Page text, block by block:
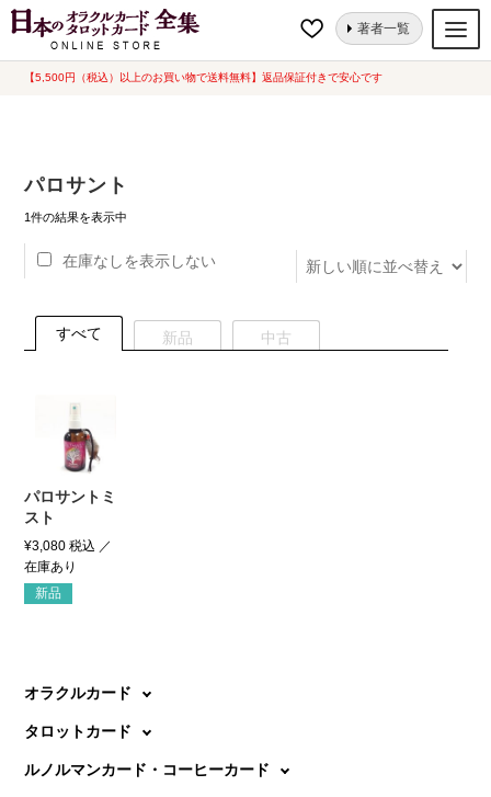
【5,500円（税込）以上のお買い物で送料無料】返品保証付きで安心です
ナ
コ
著者一覧
オラクルカード
ルノルマンカード
トランプ
セット
書籍
カード関連グッズ
ホーム “パロサント”にタグ付けされた商品
パロサント
1件の結果を表示中
在庫なしを表示しない
すべて 新品 中古
パロサントミ
スト
¥3,080 税込
新品
オラクルカード
タロットカード
ルノルマンカード・コーヒーカード